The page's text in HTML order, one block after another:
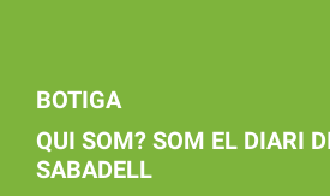
BOTIGA
QUI SOM? SOM EL DIARI
SABADELL